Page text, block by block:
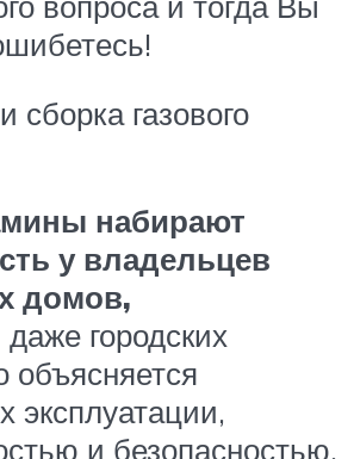
сборка газового
набирают
у владельцев
домов,
городских
объясняется
эксплуатации,
и безопасностью.